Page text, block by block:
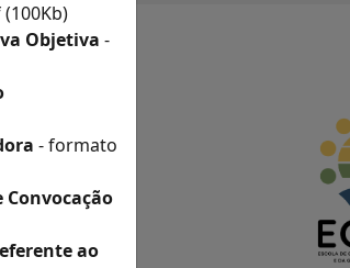
Objetiva -
- formato
Convocação
ao